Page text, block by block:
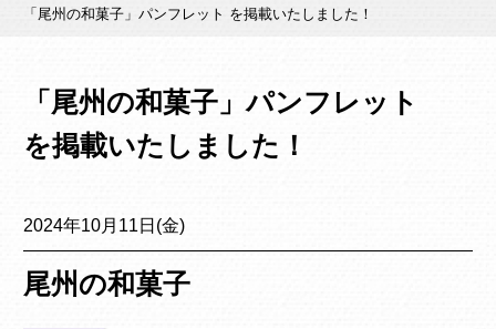
「尾州の和菓子」パンフレット を掲載いたしました！
「尾州の和菓子」パンフレット
を掲載いたしました！
2024年10月11日(金)
尾州の和菓子